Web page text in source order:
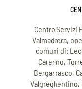
Centro Servizi
Valmadrera,
comuni di:
Carenno,
Bergamasco,
Valgreghentino,